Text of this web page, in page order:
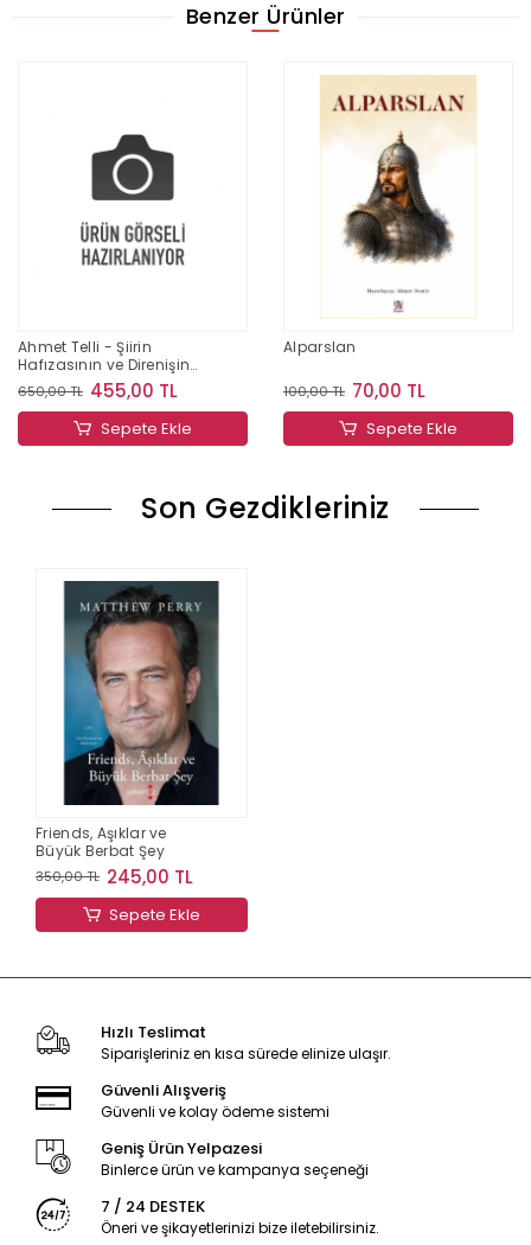
Benzer Ürünler
Ahmet Telli - Şiirin
Hafızasının ve Direnişin
İzinde Bir Yaşam
650,00 TL 455,00 TL
Sepete Ekle
Alparslan
100,00 TL 70,00 TL
Sepete Ekle
Son Gezdikleriniz
Friends, Aşıklar ve
Büyük Berbat Şey
350,00 TL 245,00 TL
Sepete Ekle
Hızlı Teslimat
Siparişleriniz en kısa sürede elinize ulaşır.
Güvenli Alışveriş
Güvenli ve kolay ödeme sistemi
Geniş Ürün Yelpazesi
Binlerce ürün ve kampanya seçeneği
7 / 24 DESTEK
Öneri ve şikayetlerinizi bize iletebilirsiniz.